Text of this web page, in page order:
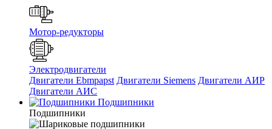
Мотор-редукторы
Электродвигатели
Двигатели Ebmpapst Двигатели Siemens Двигатели АИР
Двигатели АИС
Подшипники
Подшипники